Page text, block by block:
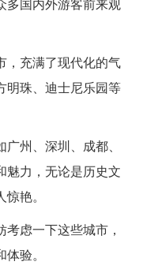
多国内外游客前来观
，充满了现代化的气
明珠、迪士尼乐园等
州、深圳、成都、
魅力，无论是历史文
艳。
虑一下这些城市，
验。